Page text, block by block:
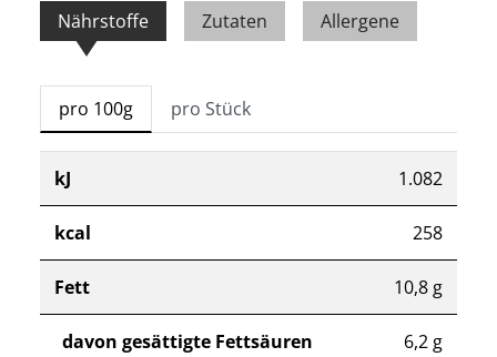
Nährstoffe Zutaten Allergene
pro 100g pro Stück
kJ 1.082
kcal 258
Fett 10,8 g
davon gesättigte Fettsäuren 6,2 g